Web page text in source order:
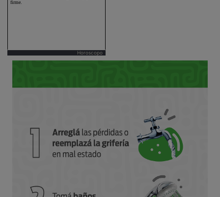
Horoscopo